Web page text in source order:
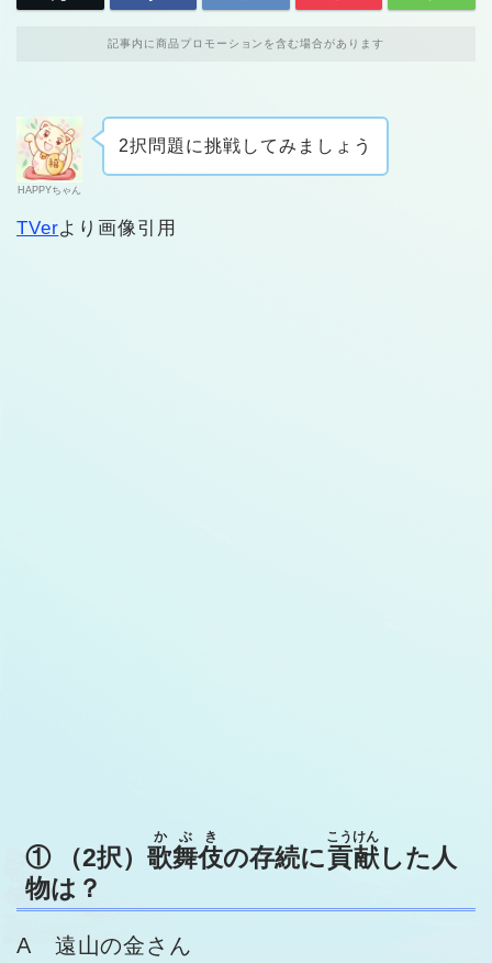
記事内に商品プロモーションを含む場合があります
HAPPYちゃん
2択問題に挑戦してみましょう
TVerより画像引用
① （2択） 歌舞伎
かぶき
の存続に貢献
こうけん
した人
物は？
A 遠山の金さん